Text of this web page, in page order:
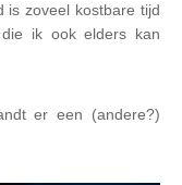
is zoveel kostbare tijd
ik ook elders kan
er een (andere?)